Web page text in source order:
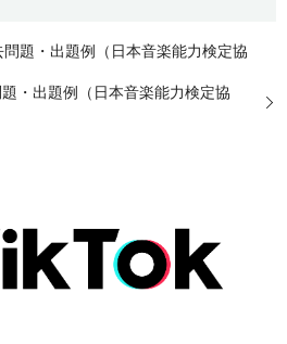
問題・出題例（日本音楽能力検定協
・出題例（日本音楽能力検定協